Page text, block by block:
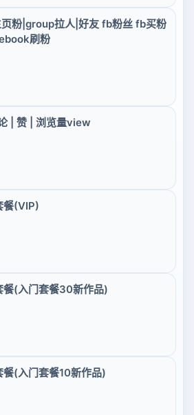
拉人|好友 fb粉丝 fb买粉
刷粉
| 赞 | 浏览量view
餐(VIP)
(入门套餐30新作品)
(入门套餐10新作品)